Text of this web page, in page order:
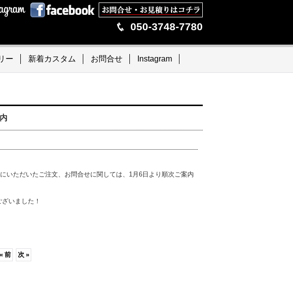
050-3748-7780
ー 新着カスタム お問合せ Instagram
いただいたご注文、お問合せに関しては、1月6日より順次ご案内
いました！
« 前 次 »